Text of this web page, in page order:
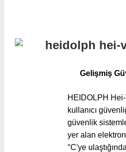
Gelişmiş
HEIDOLPH
kullanıcı
güvenlik
yer alan
°C'ye